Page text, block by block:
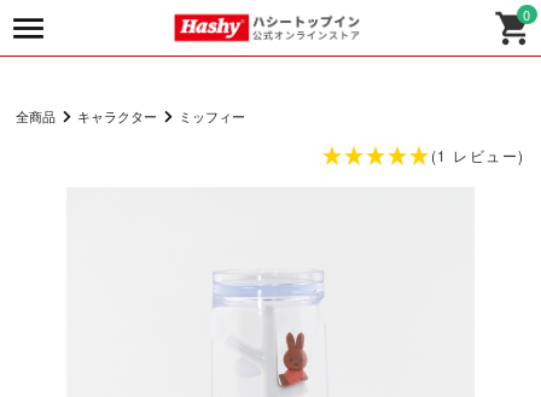
0
全商品 キャラクター ミッフィー
(1 レビュー)